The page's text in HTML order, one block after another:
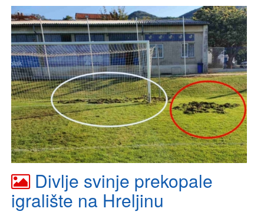
Divlje svinje prekopale
igralište na Hreljinu